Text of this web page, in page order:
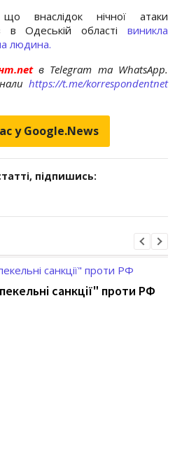
внаслідок нічної атаки
в Одеській області виникла
людина.
в Telegram та WhatsApp.
https://t.me/korrespondentnet
у Google.News
підпишись:
санкції" проти РФ